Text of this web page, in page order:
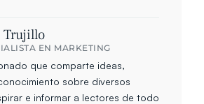
Trujillo
EN MARKETING
que comparte ideas,
sobre diversos
e informar a lectores de todo